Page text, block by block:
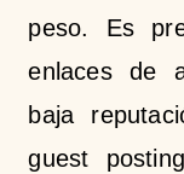
peso. Es
enlaces de
baja
guest